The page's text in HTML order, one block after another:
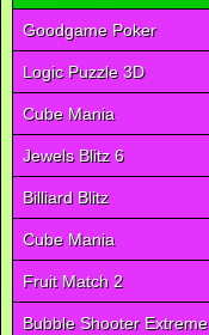
Goodgame Poker
Logic Puzzle 3D
Cube Mania
Jewels Blitz 6
Billiard Blitz
Cube Mania
Fruit Match 2
Bubble Shooter Extreme